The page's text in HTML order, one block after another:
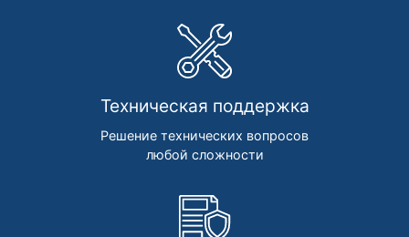
Техническая поддержка
Решение технических вопросов
любой сложности